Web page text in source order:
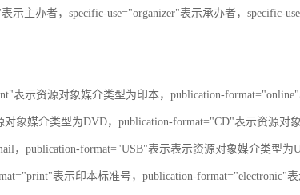
示主办者，specific-use="organizer"表示承办者，specific-
表示资源对象媒介类型为印本，publication-
象媒介类型为DVD，publication-format="CD"表示资源对
，publication-format="USB"表示表示资源对象媒介类型为
表示印本标准号，publication-format="electronic"